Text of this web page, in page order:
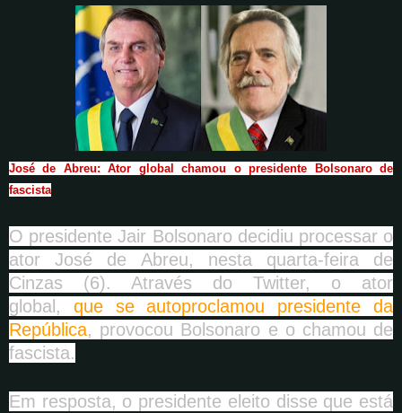
José de Abreu:Ator global chamou o presidente Bolsonaro de
fascista
O presidente Jair Bolsonaro decidiu processar o
ator José de Abreu, nesta quarta-feira de
Cinzas (6). Através do Twitter, o ator
global, que se autoproclamou presidente da
República, provocou Bolsonaro e o chamou de
fascista.
Em resposta, o presidente eleito disse que está